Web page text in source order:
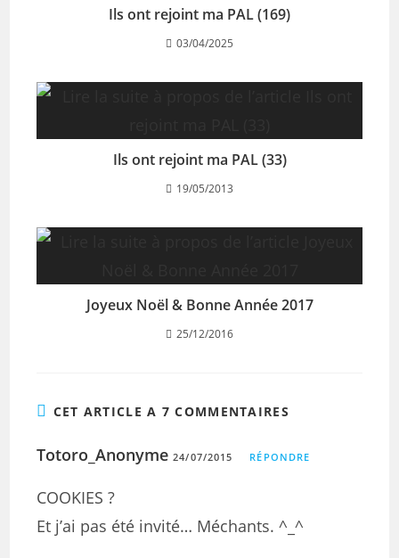
Ils ont rejoint ma PAL (169)
03/04/2025
Ils ont rejoint ma PAL (33)
19/05/2013
Joyeux Noël & Bonne Année 2017
25/12/2016
CET ARTICLE A 7 COMMENTAIRES
Totoro_Anonyme 24/07/2015 RÉPONDRE
COOKIES ?
Et j’ai pas été invité… Méchants. ^_^